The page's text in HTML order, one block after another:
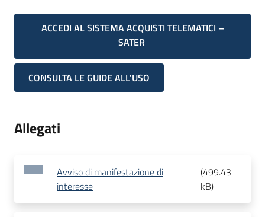
ACCEDI AL SISTEMA ACQUISTI TELEMATICI –
SATER
CONSULTA LE GUIDE ALL'USO
Allegati
Avviso di manifestazione di
interesse
(499.43
kB)